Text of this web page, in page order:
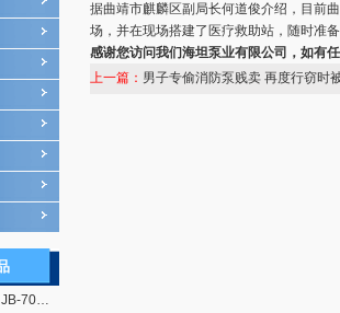
计量加油泵
据曲靖市麒麟区副局长何道俊介绍，目前
场，并在现场搭建了医疗救助站，随时准
感谢您访问我们海坦泵业有限公司，如有
上一篇： 男子专偷消防泵贱卖 再度行窃时